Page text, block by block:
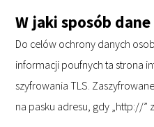
W jaki sposób
Do celów ochrony danych
informacji poufnych ta strona
szyfrowania TLS.
na pasku adresu, gdy „http://”